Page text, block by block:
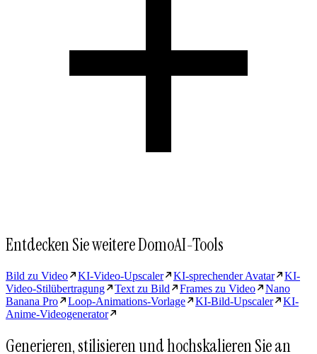
Entdecken Sie weitere DomoAI-Tools
Bild zu Video KI-Video-Upscaler KI-sprechender Avatar
KI-
Video-Stilübertragung
Text zu Bild Frames zu Video
Nano
Banana Pro
Loop-Animations-Vorlage KI-Bild-Upscaler
KI-
Anime-Videogenerator
Generieren, stilisieren und hochskalieren Sie an